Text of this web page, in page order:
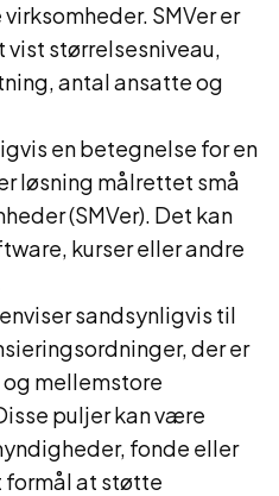
SMVer er
vist størrelsesniveau,
antal ansatte og
en betegnelse for en
løsning målrettet små
(SMVer). Det kan
kurser eller andre
sandsynligvis til
der er
mellemstore
puljer kan være
fonde eller
formål at støtte